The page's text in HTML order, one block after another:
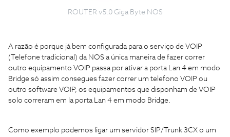
ROUTER v5.0 Giga Byte NOS
A razão é porque já bem configurada para o serviço de VOIP
(Telefone tradicional) da NOS a única maneira de fazer correr
outro equipamento VOIP passa por ativar a porta Lan 4 em modo
Bridge só assim consegues fazer correr um telefono VOIP ou
outro software VOIP, os equipamentos que disponham de VOIP
solo correram em la porta Lan 4 em modo Bridge.
Como exemplo podemos ligar um servidor SIP/Trunk 3CX o um